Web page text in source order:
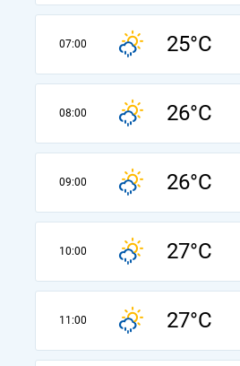
07:00 25°C
08:00 26°C
09:00 26°C
10:00 27°C
11:00 27°C